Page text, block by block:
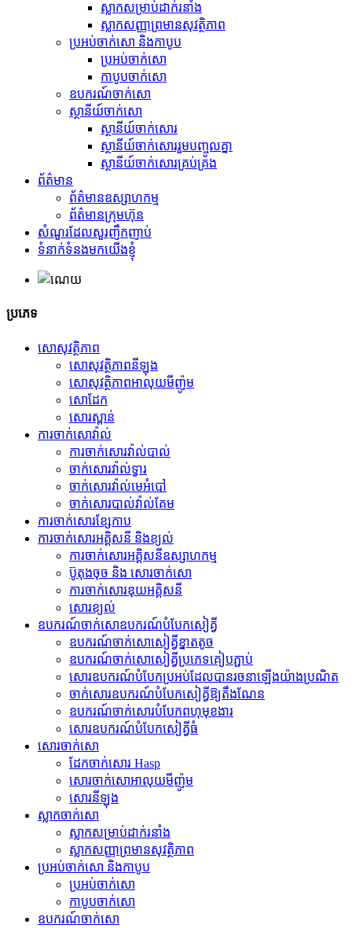
ស្លាក​សម្រាប់​ដាក់​រនាំង
ស្លាកសញ្ញាព្រមានសុវត្ថិភាព
ប្រអប់ចាក់សោ និងកាបូប
ប្រអប់ចាក់សោ
កាបូបចាក់សោ
ឧបករណ៍ចាក់សោ
ស្ថានីយ៍ចាក់សោ
ស្ថានីយ៍ចាក់សោរ
ស្ថានីយ៍ចាក់សោររួមបញ្ចូលគ្នា
ស្ថានីយ៍ចាក់សោរគ្រប់គ្រង
ព័ត៌មាន
ព័ត៌មានឧស្សាហកម្ម
ព័ត៌មានក្រុមហ៊ុន
សំណួរដែលសួរញឹកញាប់
ទំនាក់ទំនងមកយើងខ្ញុំ
ប្រភេទ
សោសុវត្ថិភាព
សោសុវត្ថិភាពនីឡុង
សោសុវត្ថិភាពអាលុយមីញ៉ូម
សោដែក
សោរស្ពាន់
ការចាក់សោវ៉ាល់
ការចាក់សោរវ៉ាល់បាល់
ចាក់សោរវ៉ាល់ទ្វារ
ចាក់សោរវ៉ាល់មេអំបៅ
ចាក់សោរបាល់វ៉ាល់គែម
ការចាក់សោរខ្សែកាប
ការចាក់សោរអគ្គិសនី និងខ្យល់
ការចាក់សោរអគ្គិសនីឧស្សាហកម្ម
ប៊ូតុងចុច និង សោរចាក់សោ
ការចាក់សោរឌុយអគ្គិសនី
សោរ​ខ្យល់
ឧបករណ៍​ចាក់សោ​ឧបករណ៍​បំបែក​សៀគ្វី
ឧបករណ៍​ចាក់សោ​សៀគ្វី​ខ្នាតតូច
ឧបករណ៍​ចាក់សោ​សៀគ្វី​ប្រភេទ​គៀប​ភ្ជាប់
សោរ​ឧបករណ៍​បំបែក​ប្រអប់​ដែល​បាន​រចនា​ឡើង​យ៉ាង​ប្រណិត
ចាក់សោរឧបករណ៍បំបែកសៀគ្វីឱ្យតឹងណែន
ឧបករណ៍ចាក់សោរបំបែកពហុមុខងារ
សោរ​ឧបករណ៍​បំបែក​សៀគ្វី​ធំ
សោរចាក់សោ
ដែកចាក់សោរ Hasp
សោរចាក់សោអាលុយមីញ៉ូម
សោរ​នីឡុង
ស្លាកចាក់សោ
ស្លាក​សម្រាប់​ដាក់​រនាំង
ស្លាកសញ្ញាព្រមានសុវត្ថិភាព
ប្រអប់ចាក់សោ និងកាបូប
ប្រអប់ចាក់សោ
កាបូបចាក់សោ
ឧបករណ៍ចាក់សោ